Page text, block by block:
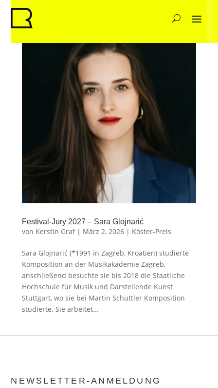
Festival-Jury 2027 – Sara Glojnarić
von Kerstin Graf| März 2, 2026| Köster-Preis
Sara Glojnarić (*1991 in Zagreb, Kroatien) studierte
Komposition an der Musikakademie Zagreb,
anschließend besuchte sie bis 2018 die Staatliche
Hochschule für Musik und Darstellende Kunst
Stuttgart, wo sie bei Martin Schüttler Komposition
studierte. Sie arbeitet...
NEWSLETTER-ANMELDUNG